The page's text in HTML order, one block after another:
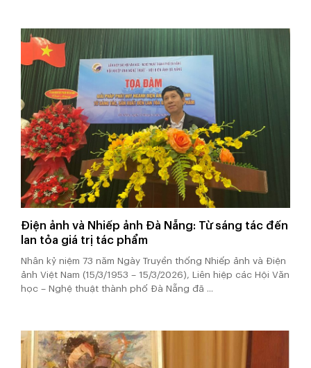
Điện ảnh và Nhiếp ảnh Đà Nẵng: Từ sáng tác đến
lan tỏa giá trị tác phẩm
Nhân kỷ niệm 73 năm Ngày Truyền thống Nhiếp ảnh và Điện
ảnh Việt Nam (15/3/1953 – 15/3/2026), Liên hiệp các Hội Văn
học – Nghệ thuật thành phố Đà Nẵng đã ...